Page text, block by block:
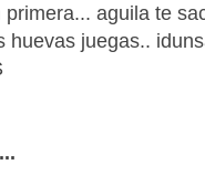
aguila te
huevas juegas..